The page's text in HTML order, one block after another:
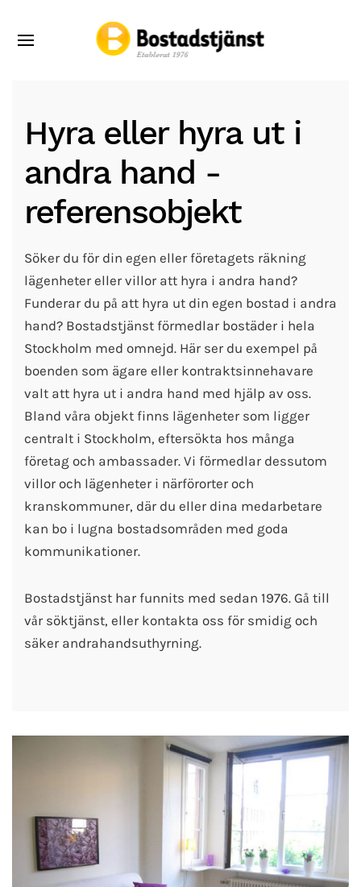
Hyra eller hyra ut i
andra hand -
referensobjekt
Söker du för din egen eller företagets räkning
lägenheter eller villor att hyra i andra hand?
Funderar du på att hyra ut din egen bostad i andra
hand? Bostadstjänst förmedlar bostäder i hela
Stockholm med omnejd. Här ser du exempel på
boenden som ägare eller kontraktsinnehavare
valt att hyra ut i andra hand med hjälp av oss.
Bland våra objekt finns lägenheter som ligger
centralt i Stockholm, eftersökta hos många
företag och ambassader. Vi förmedlar dessutom
villor och lägenheter i närförorter och
kranskommuner, där du eller dina medarbetare
kan bo i lugna bostadsområden med goda
kommunikationer.
Bostadstjänst har funnits med sedan 1976. Gå till
vår söktjänst, eller kontakta oss för smidig och
säker andrahandsuthyrning.